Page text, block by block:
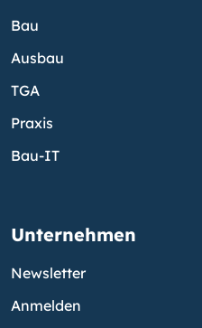
Bau
Ausbau
TGA
Praxis
Bau-IT
Unternehmen
Newsletter
Anmelden